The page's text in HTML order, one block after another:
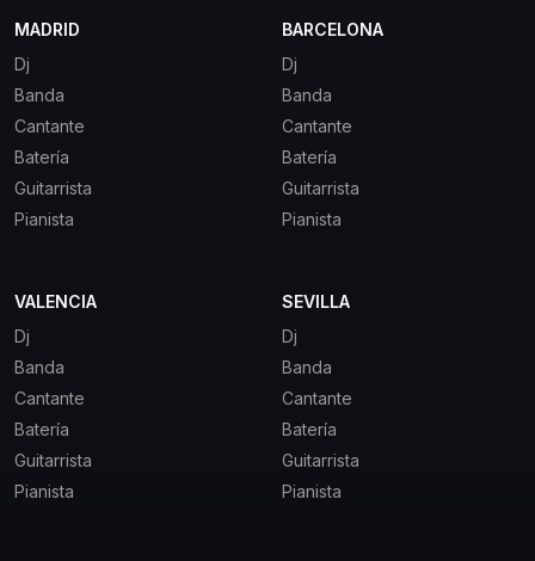
MADRID
Dj
Banda
Cantante
Batería
Guitarrista
Pianista
BARCELONA
Dj
Banda
Cantante
Batería
Guitarrista
Pianista
VALENCIA
Dj
Banda
Cantante
Batería
Guitarrista
Pianista
SEVILLA
Dj
Banda
Cantante
Batería
Guitarrista
Pianista